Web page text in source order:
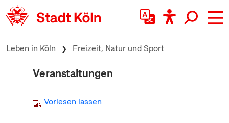
zum Inhalt springen
Leben in Köln Freizeit, Natur und Sport
Veranstaltungen
Vorlesen lassen